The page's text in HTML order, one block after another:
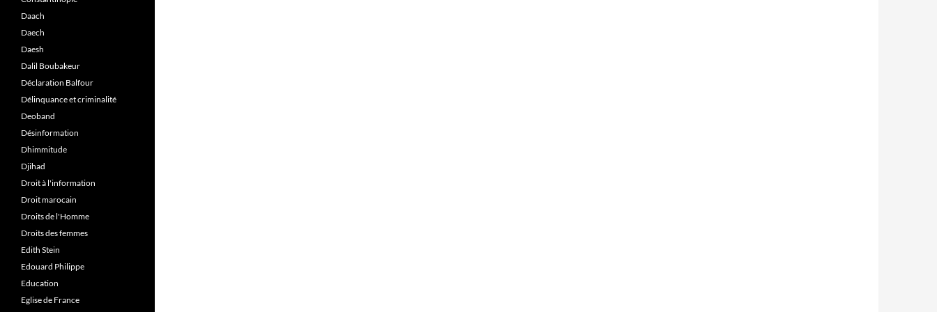
Daach
Daech
Daesh
Dalil Boubakeur
Déclaration Balfour
Délinquance et criminalité
Deoband
Désinformation
Dhimmitude
Djihad
Droit à l'information
Droit marocain
Droits de l'Homme
Droits des femmes
Edith Stein
Edouard Philippe
Education
Eglise de France